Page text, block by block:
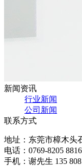
新闻资讯
行业新闻
公司新闻
联系方式
地址：东莞市樟木头
电话：0769-8205 8816
手机：谢先生 135